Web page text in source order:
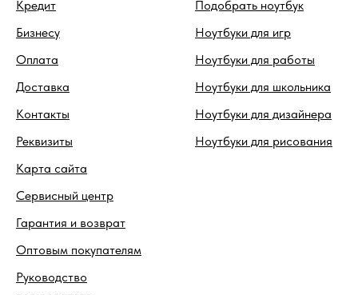
Кредит
Бизнесу
Оплата
Доставка
Контакты
Реквизиты
Карта сайта
Сервисный центр
Гарантия и возврат
Оптовым покупателям
Руководство
Подобрать ноутбук
Ноутбуки для игр
Ноутбуки для работы
Ноутбуки для школьника
Ноутбуки для дизайнера
Ноутбуки для рисования